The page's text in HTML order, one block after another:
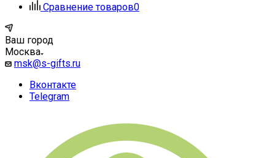
Сравнение товаров0
Ваш город
Москва
msk@s-gifts.ru
Вконтакте
Telegram